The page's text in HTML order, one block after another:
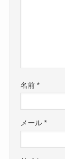
名前*
メール*